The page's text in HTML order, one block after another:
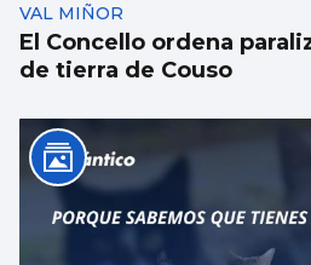
VAL MIÑOR
El Concello ordena
de tierra de Couso